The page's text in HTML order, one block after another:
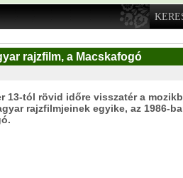
rajzfilm, a Macskafogó
13-tól rövid időre visszatér a
rajzfilmjeinek egyike, az 1986-